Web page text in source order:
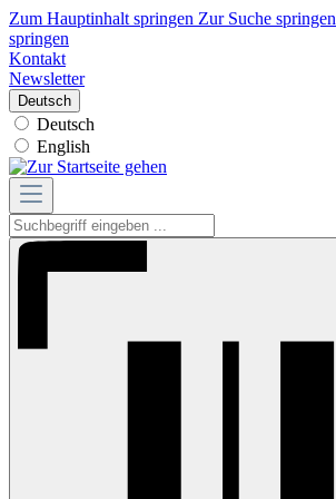
Zum Hauptinhalt springen Zur Suche springen
springen
Kontakt
Newsletter
Deutsch
Deutsch
English